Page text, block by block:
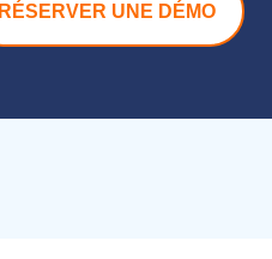
RÉSERVER UNE DÉMO